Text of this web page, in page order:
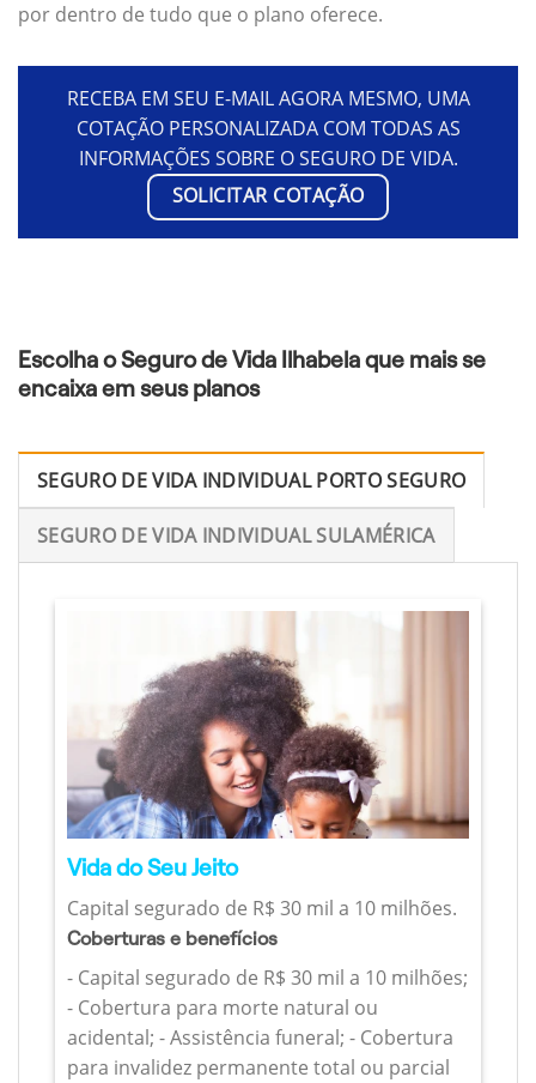
por dentro de tudo que o plano oferece.
RECEBA EM SEU E-MAIL AGORA MESMO, UMA
COTAÇÃO PERSONALIZADA COM TODAS AS
INFORMAÇÕES SOBRE O SEGURO DE VIDA.
SOLICITAR COTAÇÃO
Escolha o Seguro de Vida Ilhabela que mais se
encaixa em seus planos
SEGURO DE VIDA INDIVIDUAL PORTO SEGURO
SEGURO DE VIDA INDIVIDUAL SULAMÉRICA
Vida do Seu Jeito
Capital segurado de R$ 30 mil a 10 milhões.
Coberturas e benefícios
- Capital segurado de R$ 30 mil a 10 milhões;
- Cobertura para morte natural ou
acidental; - Assistência funeral; - Cobertura
para invalidez permanente total ou parcial